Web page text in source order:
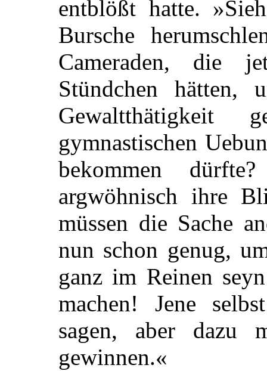
entblößt hatte.
Bursche
Cameraden, die
Stündchen hätten,
gymnastischen
bekommen
argwöhnisch ihre
müssen die Sache
nun schon genug,
ganz im Reinen
machen! Jene
sagen, aber dazu
gewinnen.«